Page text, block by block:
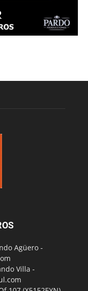
Agüero -
Villa -